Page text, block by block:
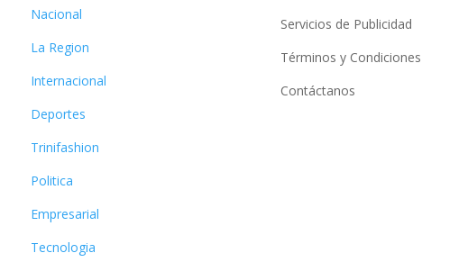
Nacional
La Region
Internacional
Deportes
Trinifashion
Politica
Empresarial
Tecnologia
Servicios de Publicidad
Términos y Condiciones
Contáctanos